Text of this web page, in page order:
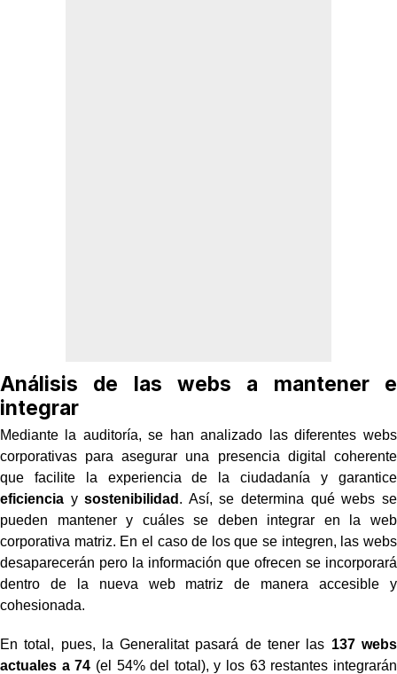
Análisis de las webs a mantener e
integrar
Mediante la auditoría, se han analizado las diferentes webs
corporativas para asegurar una presencia digital coherente
que facilite la experiencia de la ciudadanía y garantice
eficiencia ysostenibilidad . Así, se determina qué webs se
pueden mantener y cuáles se deben integrar en la web
corporativa matriz. En el caso de los que se integren, las webs
desaparecerán pero la información que ofrecen se incorporará
dentro de la nueva web matriz de manera accesible y
cohesionada.
En total, pues, la Generalitat pasará de tener las 137 webs
actuales a 74 (el 54% del total), y los 63 restantes integrarán